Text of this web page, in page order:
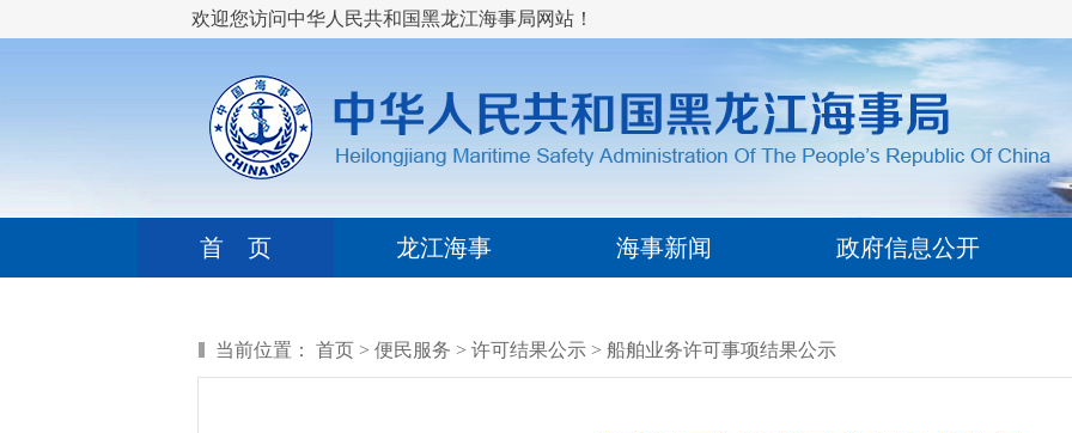
欢迎您访问中华人民共和国黑龙江海事局网站！
首 页 龙江海事 海事新闻 政府信息公开
当前位置： 首页 > 便民服务 > 许可结果公示 > 船舶业务许可事项结果公示